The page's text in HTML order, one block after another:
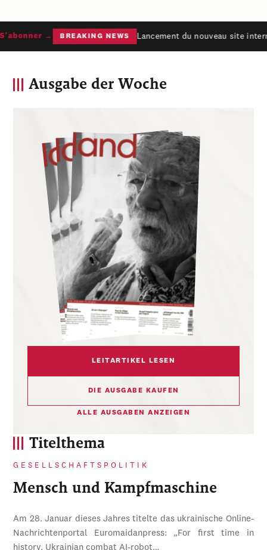
→ BREAKING NEWS Lancement du nouveau site
Titelthema
GESELLSCHAFTSPOLITIK
Mensch und Kampfmaschine
Am 28. Januar dieses Jahres titelte das ukrainische Online-
Nachrichtenportal Euromaidanpress: „For first time in
history, Ukrainian combat AI-robot…
Ausgabe der Woche
LEITARTIKEL LESEN
DIE AUSGABE KAUFEN
ALLE AUSGABEN ANZEIGEN